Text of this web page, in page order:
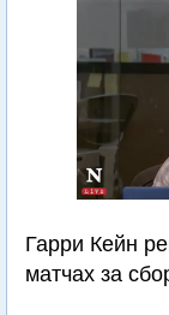
Гарри Кейн
матчах за